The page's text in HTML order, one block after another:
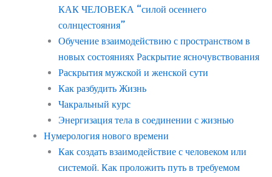
КАК ЧЕЛОВЕКА “силой осеннего
солнцестояния”
Обучение взаимодействию с пространством в
новых состояниях Раскрытие ясночувствования
Раскрытия мужской и женской сути
Как разбудить Жизнь
Чакральный курс
Энергизация тела в соединении с жизнью
Нумерология нового времени
Как создать взаимодействие с человеком или
системой. Как проложить путь в требуемом